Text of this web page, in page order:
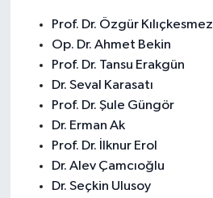
Prof. Dr. Özgür Kılıçkesmez
Op. Dr. Ahmet Bekin
Prof. Dr. Tansu Erakgün
Dr. Seval Karasatı
Prof. Dr. Şule Güngör
Dr. Erman Ak
Prof. Dr. İlknur Erol
Dr. Alev Çamcıoğlu
Dr. Seçkin Ulusoy